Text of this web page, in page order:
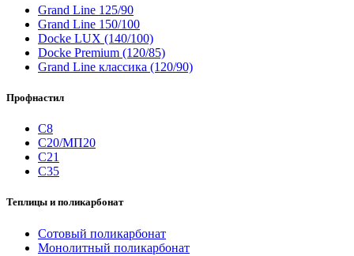
Grand Line 125/90
Grand Line 150/100
Docke LUX (140/100)
Docke Premium (120/85)
Grand Line классика (120/90)
Профнастил
С8
С20/МП20
С21
С35
Теплицы и поликарбонат
Сотовый поликарбонат
Монолитный поликарбонат